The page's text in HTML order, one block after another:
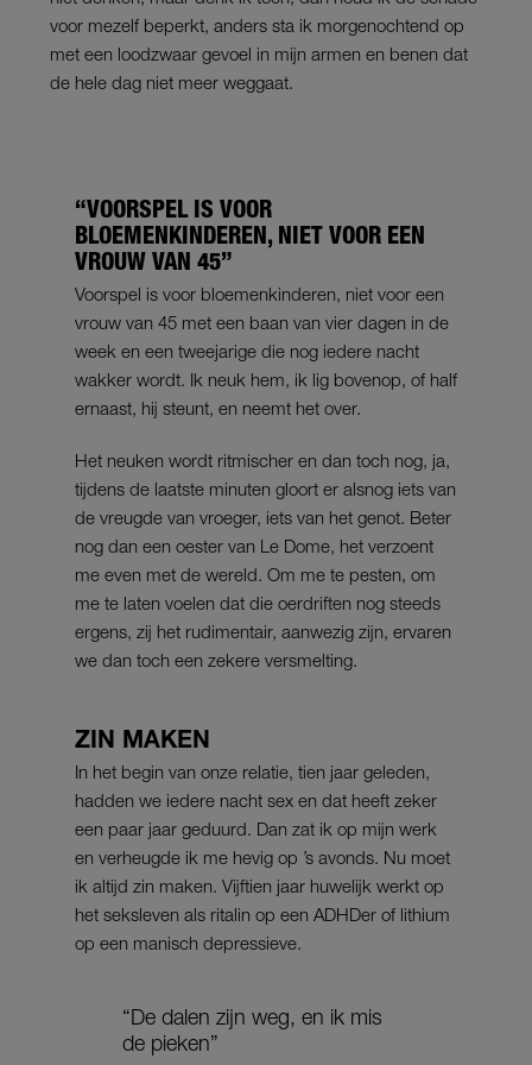
voor mezelf beperkt, anders sta ik morgenochtend op
met een loodzwaar gevoel in mijn armen en benen dat
de hele dag niet meer weggaat.
“VOORSPEL IS VOOR
BLOEMENKINDEREN, NIET VOOR EEN
VROUW VAN 45”
Voorspel is voor bloemenkinderen, niet voor een
vrouw van 45 met een baan van vier dagen in de
week en een tweejarige die nog iedere nacht
wakker wordt. Ik neuk hem, ik lig bovenop, of half
ernaast, hij steunt, en neemt het over.
Het neuken wordt ritmischer en dan toch nog, ja,
tijdens de laatste minuten gloort er alsnog iets van
de vreugde van vroeger, iets van het genot. Beter
nog dan een oester van Le Dome, het verzoent
me even met de wereld. Om me te pesten, om
me te laten voelen dat die oerdriften nog steeds
ergens, zij het rudimentair, aanwezig zijn, ervaren
we dan toch een zekere versmelting.
ZIN MAKEN
In het begin van onze relatie, tien jaar geleden,
hadden we iedere nacht sex en dat heeft zeker
een paar jaar geduurd. Dan zat ik op mijn werk
en verheugde ik me hevig op ’s avonds. Nu moet
ik altijd zin maken. Vijftien jaar huwelijk werkt op
het seksleven als ritalin op een ADHDer of lithium
op een manisch depressieve.
“De dalen zijn weg, en ik mis
de pieken”